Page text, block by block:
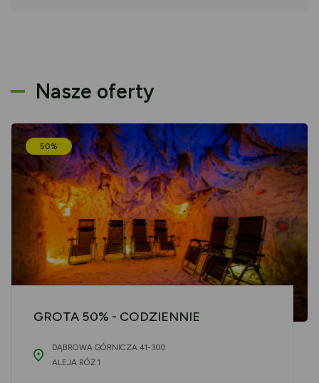
Nasze oferty
50%
GROTA 50% - CODZIENNIE
DĄBROWA GÓRNICZA 41-300
ALEJA RÓŻ 1